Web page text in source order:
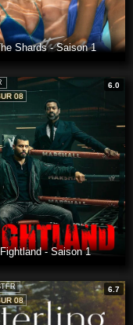
Shards - Saison 1
6.0
08
Fightland - Saison 1
6.7
08